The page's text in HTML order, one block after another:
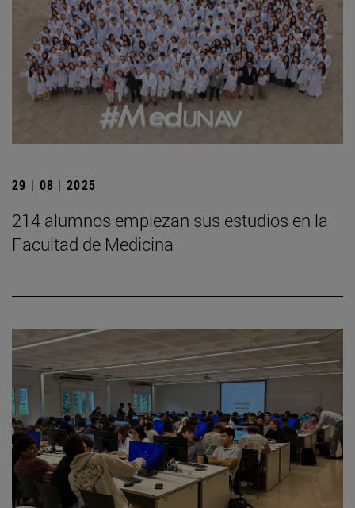
29 | 08 | 2025
214 alumnos empiezan sus estudios en la
Facultad de Medicina